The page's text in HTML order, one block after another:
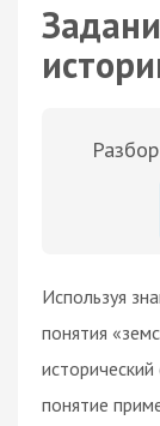
Используя
понятия
понятие